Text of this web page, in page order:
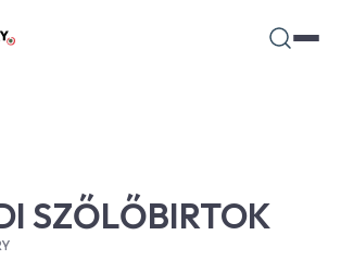
SZŐLŐBIRTOK